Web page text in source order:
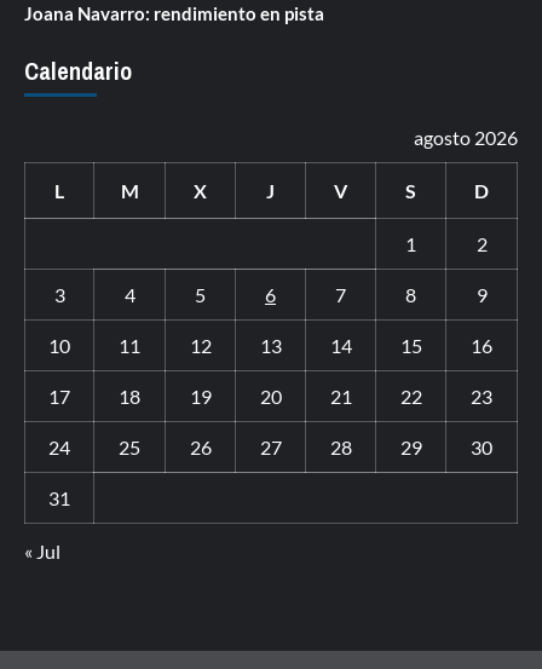
Joana Navarro: rendimiento en pista
Calendario
agosto 2026
L M X J V S D
1 2
3 4 5 6 7 8 9
10 11 12 13 14 15 16
17 18 19 20 21 22 23
24 25 26 27 28 29 30
31
« Jul